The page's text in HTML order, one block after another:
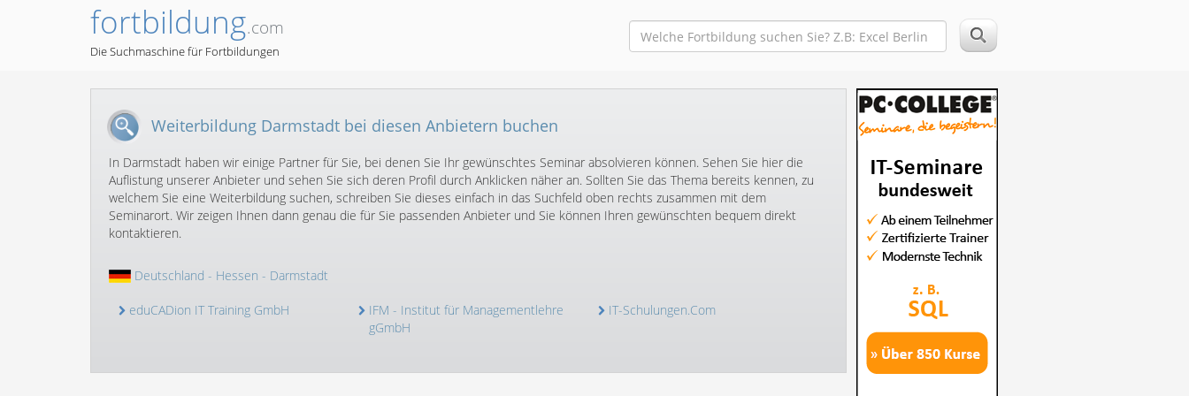
fortbildung.com
Die Suchmaschine für Fortbildungen
Weiterbildung Darmstadt bei diesen Anbietern buchen
In Darmstadt haben wir einige Partner für Sie, bei denen Sie Ihr gewünschtes Seminar absolvieren können. Sehen Sie hier die
Auflistung unserer Anbieter und sehen Sie sich deren Profil durch Anklicken näher an. Sollten Sie das Thema bereits kennen, zu
welchem Sie eine Weiterbildung suchen, schreiben Sie dieses einfach in das Suchfeld oben rechts zusammen mit dem
Seminarort. Wir zeigen Ihnen dann genau die für Sie passenden Anbieter und Sie können Ihren gewünschten bequem direkt
kontaktieren.
Deutschland - Hessen - Darmstadt
eduCADion IT Training GmbH
IFM - Institut für Managementlehre
gGmbH
IT-Schulungen.Com